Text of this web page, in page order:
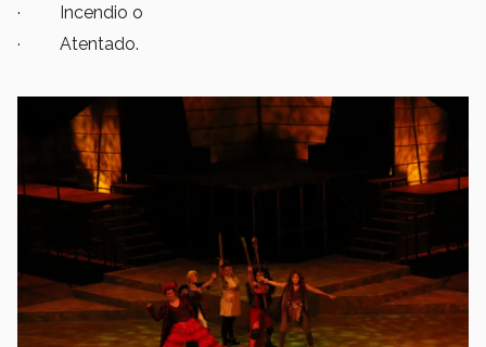
· Incendio o
· Atentado.